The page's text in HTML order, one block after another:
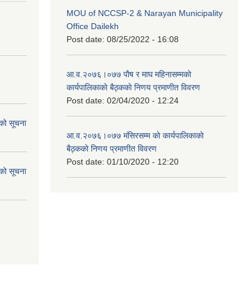
सूचना
सूचना
MOU of NCCSP-2 & Narayan Municipality
Office Dailekh
Post date: 08/25/2022 - 16:08
आ.व.२०७६।०७७ पाैष र माघ महिनासम्मकाे
कार्यपालिकाकाे बैठ्ककाे निणय प्रमाणीत विवरण
Post date: 02/04/2020 - 12:24
आ.व.२०७६।०७७ मंसिरसम्म काे कार्यपालिकाकाे
बैठ्ककाे निणय प्रमाणीत विवरण
Post date: 01/10/2020 - 12:20